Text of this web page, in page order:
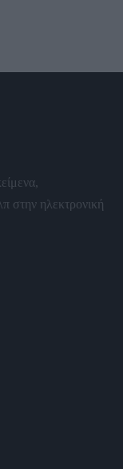
στην ηλεκτρονική